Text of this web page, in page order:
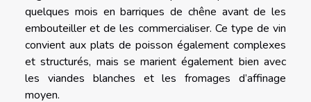
quelques mois en barriques de chêne avant de les
embouteiller et de les commercialiser. Ce type de vin
convient aux plats de poisson également complexes
et structurés, mais se marient également bien avec
les viandes blanches et les fromages d’affinage
moyen.